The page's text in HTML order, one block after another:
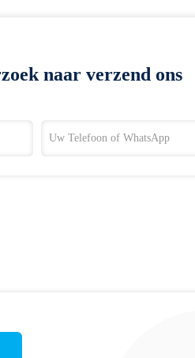
naar verzend ons